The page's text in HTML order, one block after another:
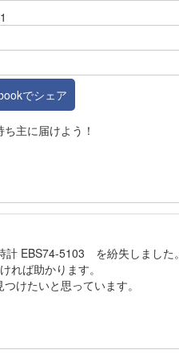
でシェア
主に届けよう！
EBS74-5103 を紛失しました。
れば助かります。
けたいと思っています。